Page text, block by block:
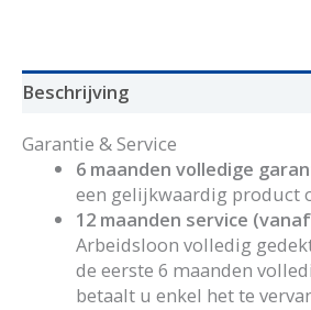
Beschrijving
Garantie & Service
6 maanden volledige
een gelijkwaardig product
12 maanden service
Arbeidsloon volledig
de eerste 6 maanden
betaalt u enkel het te